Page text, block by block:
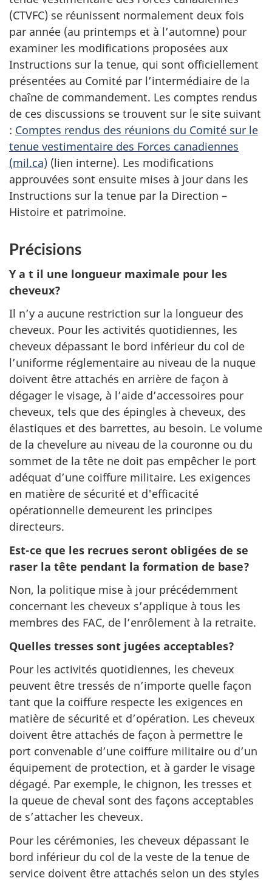
(CTVFC) se réunissent normalement deux fois
par année (au printemps et à l’automne) pour
examiner les modifications proposées aux
Instructions sur la tenue, qui sont officiellement
présentées au Comité par l’intermédiaire de la
chaîne de commandement. Les comptes rendus
de ces discussions se trouvent sur le site suivant
: Comptes rendus des réunions du Comité sur le
tenue vestimentaire des Forces canadiennes
(mil.ca) (lien interne). Les modifications
approuvées sont ensuite mises à jour dans les
Instructions sur la tenue par la Direction –
Histoire et patrimoine.
Précisions
Y a t il une longueur maximale pour les
cheveux?
Il n’y a aucune restriction sur la longueur des
cheveux. Pour les activités quotidiennes, les
cheveux dépassant le bord inférieur du col de
l’uniforme réglementaire au niveau de la nuque
doivent être attachés en arrière de façon à
dégager le visage, à l’aide d’accessoires pour
cheveux, tels que des épingles à cheveux, des
élastiques et des barrettes, au besoin. Le volume
de la chevelure au niveau de la couronne ou du
sommet de la tête ne doit pas empêcher le port
adéquat d’une coiffure militaire. Les exigences
en matière de sécurité et d'efficacité
opérationnelle demeurent les principes
directeurs.
Est-ce que les recrues seront obligées de se
raser la tête pendant la formation de base?
Non, la politique mise à jour précédemment
concernant les cheveux s’applique à tous les
membres des FAC, de l’enrôlement à la retraite.
Quelles tresses sont jugées acceptables?
Pour les activités quotidiennes, les cheveux
peuvent être tressés de n’importe quelle façon
tant que la coiffure respecte les exigences en
matière de sécurité et d’opération. Les cheveux
doivent être attachés de façon à permettre le
port convenable d’une coiffure militaire ou d’un
équipement de protection, et à garder le visage
dégagé. Par exemple, le chignon, les tresses et
la queue de cheval sont des façons acceptables
de s’attacher les cheveux.
Pour les cérémonies, les cheveux dépassant le
bord inférieur du col de la veste de la tenue de
service doivent être attachés selon un des styles